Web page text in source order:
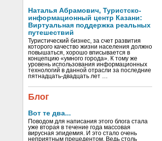
Наталья Абрамович, Туристско-
информационный центр Казани:
Виртуальная поддержка реальных
путешествий
Туристический бизнес, за счет развития
которого качество жизни населения должно
повышаться, хорошо вписывается в
концепцию «умного города». К тому же
уровень использования информационных
технологий в данной отрасли за последние
пятнадцать-двадцать лет …
Блог
Вот те два...
Поводом для написания этого блога стала
уже вторая в течение года массовая
вирусная эпидемия. И это стало очень
неприятным прецедентом. Ведь столь